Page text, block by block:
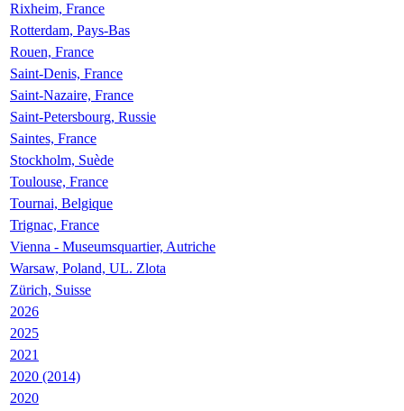
Rixheim, France
Rotterdam, Pays-Bas
Rouen, France
Saint-Denis, France
Saint-Nazaire, France
Saint-Petersbourg, Russie
Saintes, France
Stockholm, Suède
Toulouse, France
Tournai, Belgique
Trignac, France
Vienna - Museumsquartier, Autriche
Warsaw, Poland, UL. Zlota
Zürich, Suisse
2026
2025
2021
2020 (2014)
2020